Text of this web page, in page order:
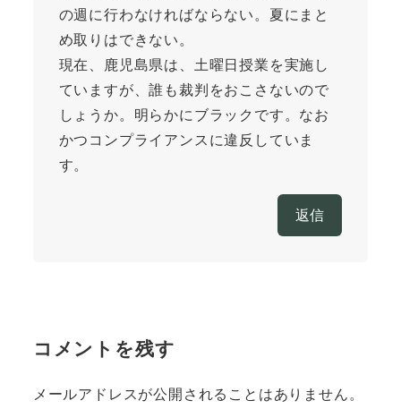
の週に行わなければならない。夏にまと
め取りはできない。
現在、鹿児島県は、土曜日授業を実施し
ていますが、誰も裁判をおこさないので
しょうか。明らかにブラックです。なお
かつコンプライアンスに違反していま
す。
返信
コメントを残す
メールアドレスが公開されることはありません。